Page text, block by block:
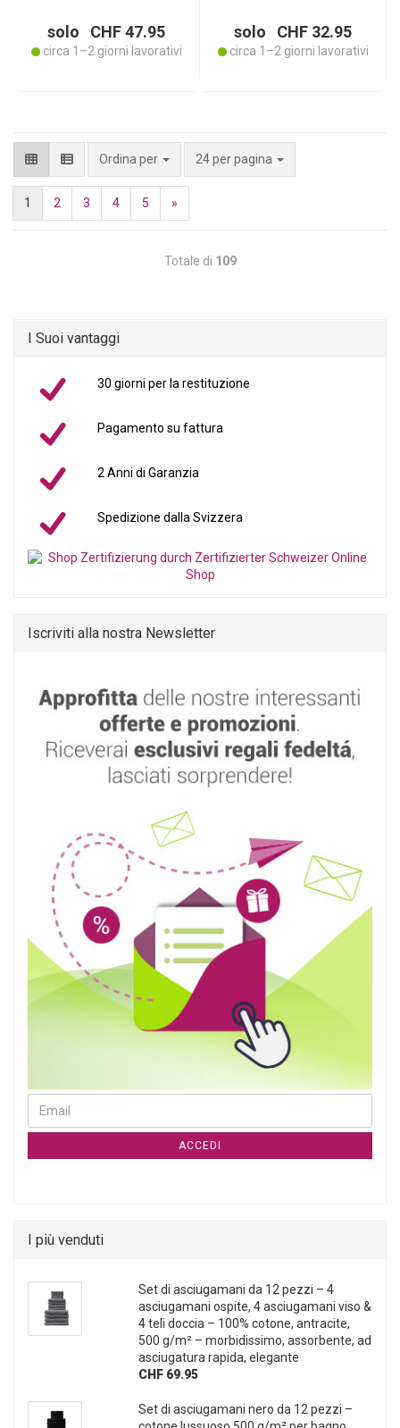
8x13 cm
solo CHF 47.95
circa 1–2 giorni lavorativi
solo CHF 32.95
circa 1–2 giorni lavorativi
Ordina per 24 per pagina
1 2 3 4 5 »
Totale di 109
I Suoi vantaggi
30 giorni per la restituzione
Pagamento su fattura
2 Anni di Garanzia
Spedizione dalla Svizzera
Iscriviti alla nostra Newsletter
ACCEDI
I più venduti
Set di asciugamani da 12 pezzi – 4
asciugamani ospite, 4 asciugamani viso &
4 teli doccia – 100% cotone, antracite,
500 g/m² – morbidissimo, assorbente, ad
asciugatura rapida, elegante
CHF 69.95
Set di asciugamani nero da 12 pezzi –